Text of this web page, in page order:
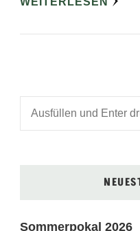
Suchst
du
Sommerpokal 2026